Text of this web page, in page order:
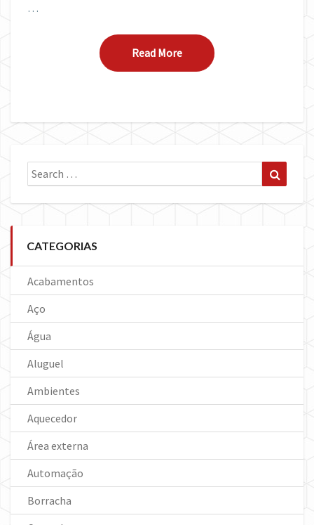
…
Read MoreRead More
Search
for:
CATEGORIAS
Acabamentos
Aço
Água
Aluguel
Ambientes
Aquecedor
Área externa
Automação
Borracha